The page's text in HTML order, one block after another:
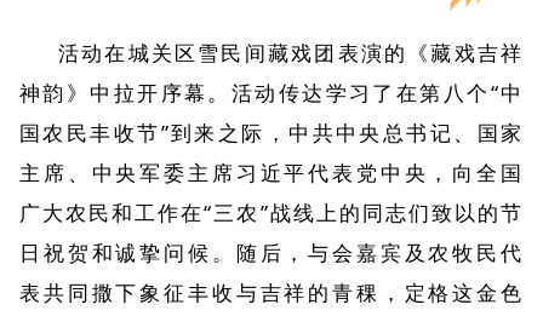
活动在城关区雪民间藏戏团表演的《藏戏吉祥
神韵》中拉开序幕。活动传达学习了在第八个“中
国农民丰收节”到来之际，中共中央总书记、国家
主席、中央军委主席习近平代表党中央，向全国
广大农民和工作在“三农”战线上的同志们致以的节
日祝贺和诚挚问候。随后，与会嘉宾及农牧民代
表共同撒下象征丰收与吉祥的青稞，定格这金色